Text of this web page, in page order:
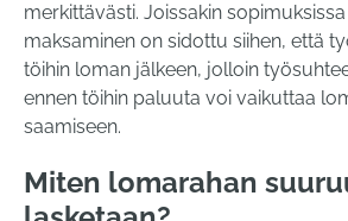
merkittävästi. Joissakin
maksaminen on sidottu siihen, että
töihin loman jälkeen, jolloin
ennen töihin paluuta voi vaikuttaa
saamiseen.
Miten lomarahan